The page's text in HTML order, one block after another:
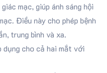
mạc, giúp ánh sáng hội
Điều này cho phép bệnh
trung bình và xa.
dụng cho cả hai mắt với